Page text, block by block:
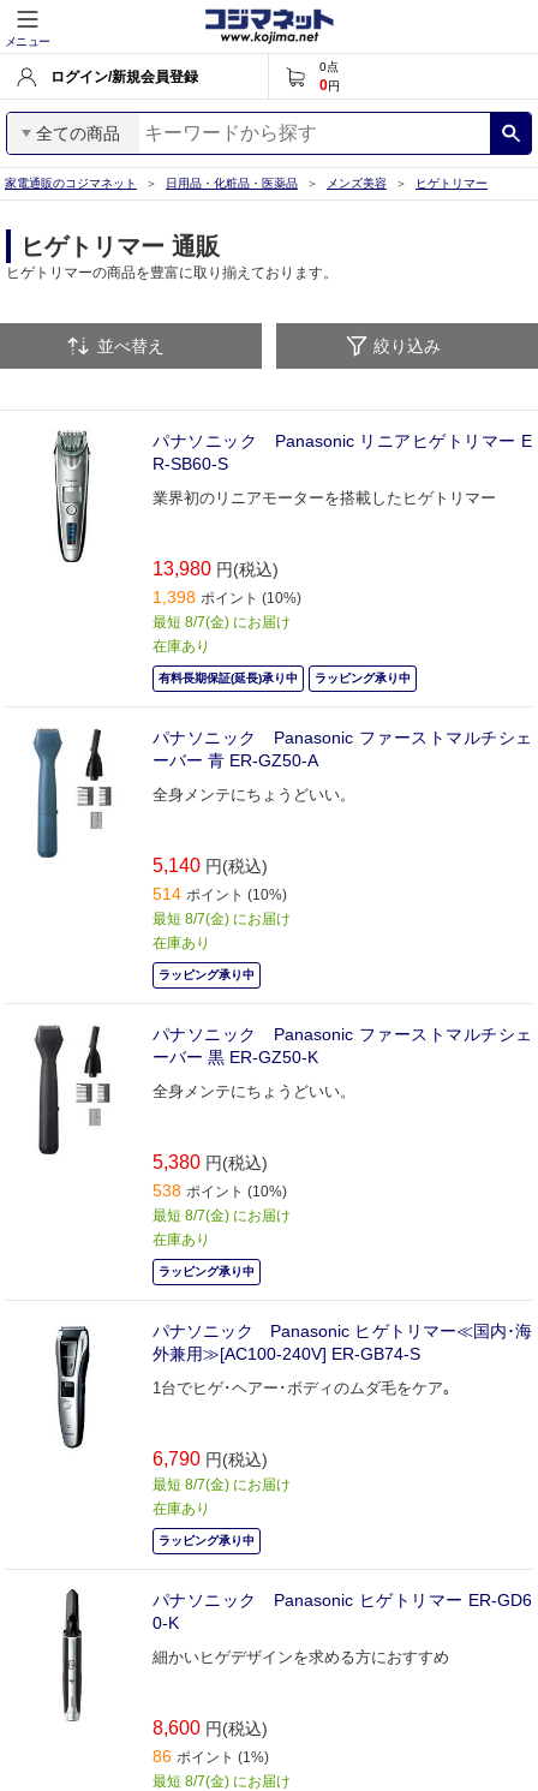
メニュー
ログイン/新規会員登録
0点
0円
全ての商品
家電通販のコジマネット 日用品・化粧品・医薬品 メンズ美容 ヒゲトリマー
ヒゲトリマー 通販
ヒゲトリマーの商品を豊富に取り揃えております。
並べ替え 絞り込み
パナソニック Panasonic リニアヒゲトリマー E
R-SB60-S
業界初のリニアモーターを搭載したヒゲトリマー
13,980 円(税込)
1,398 ポイント (10%)
最短 8/7(金) にお届け
在庫あり
有料長期保証(延長)承り中 ラッピング承り中
パナソニック Panasonic ファーストマルチシェ
ーバー 青 ER-GZ50-A
全身メンテにちょうどいい。
5,140 円(税込)
514 ポイント (10%)
最短 8/7(金) にお届け
在庫あり
ラッピング承り中
パナソニック Panasonic ファーストマルチシェ
ーバー 黒 ER-GZ50-K
全身メンテにちょうどいい。
5,380 円(税込)
538 ポイント (10%)
最短 8/7(金) にお届け
在庫あり
ラッピング承り中
パナソニック Panasonic ヒゲトリマー≪国内･海
外兼用≫[AC100-240V] ER-GB74-S
1台でヒゲ･ヘアー･ボディのムダ毛をケア｡
6,790 円(税込)
最短 8/7(金) にお届け
在庫あり
ラッピング承り中
パナソニック Panasonic ヒゲトリマー ER-GD6
0-K
細かいヒゲデザインを求める方におすすめ
8,600 円(税込)
86 ポイント (1%)
最短 8/7(金) にお届け